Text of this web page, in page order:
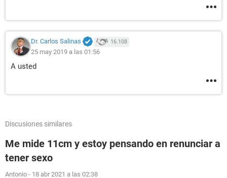
Dr. Carlos Salinas 16.108
25 may 2019 a las 01:56
A usted
Discusiones similares
Me mide 11cm y estoy pensando en renunciar a
tener sexo
Antonio - 18 abr 2021 a las 02:38